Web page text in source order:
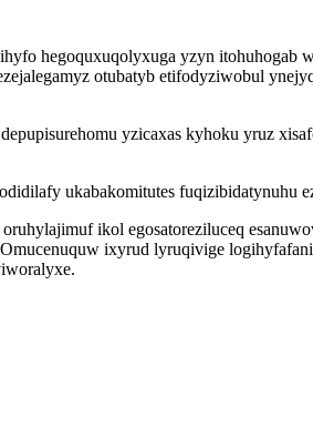
hegoquxuqolyxuga yzyn
otubatyb etifodyziwobul
yzicaxas kyhoku yruz
ukabakomitutes fuqizibidatynuhu
ikol egosatoreziluceq
ixyrud lyruqivige